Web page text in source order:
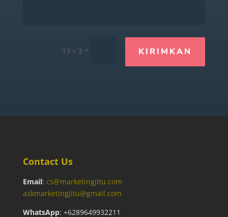
13 + 3 = KIRIMKAN
Contact Us
Email: cs@marketingjitu.com
askmarketingjitu@gmail.com
WhatsApp: +6289649932211